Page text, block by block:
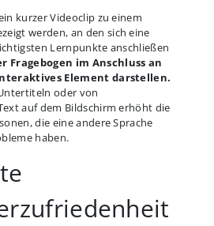
kurzer Videoclip zu einem
werden, an den sich eine
Lernpunkte anschließen
Fragebogen im Anschluss an
Element darstellen.
oder von
auf dem Bildschirm erhöht die
die eine andere Sprache
haben.